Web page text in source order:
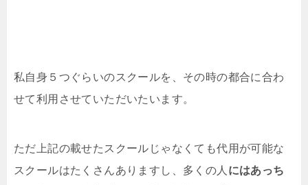
私自身５つぐらいのスクールを、その時の都合に合わ
せて利用させていただいたいます。
ただ上記の載せたスクールじゃなくても代用が可能な
スクールはたくさんありますし、多くの人 にはあっち